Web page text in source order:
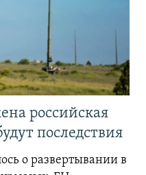
российская
последствия
о развертывании в